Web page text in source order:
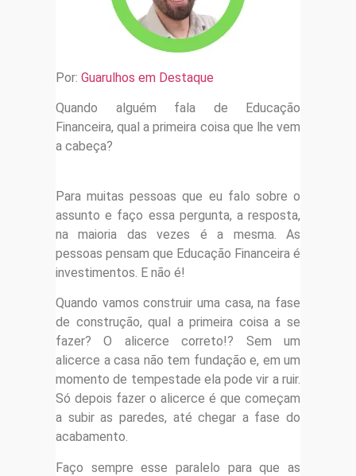
Por: Guarulhos em Destaque
Quando alguém fala de Educação
Financeira, qual a primeira coisa que lhe vem
a cabeça?
Para muitas pessoas que eu falo sobre o
assunto e faço essa pergunta, a resposta,
na maioria das vezes é a mesma. As
pessoas pensam que Educação Financeira é
investimentos. E não é!
Quando vamos construir uma casa, na fase
de construção, qual a primeira coisa a se
fazer? O alicerce correto!? Sem um
alicerce a casa não tem fundação e, em um
momento de tempestade ela pode vir a ruir.
Só depois fazer o alicerce é que começam
a subir as paredes, até chegar a fase do
acabamento.
Faço sempre esse paralelo para que as